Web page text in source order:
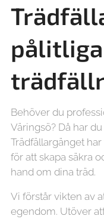
Behöver du
Väringsö? Då har
Trädfällargänget
för att skapa säkra
hand om dina träd.
Vi förstår vikten av
egendom. Utöver